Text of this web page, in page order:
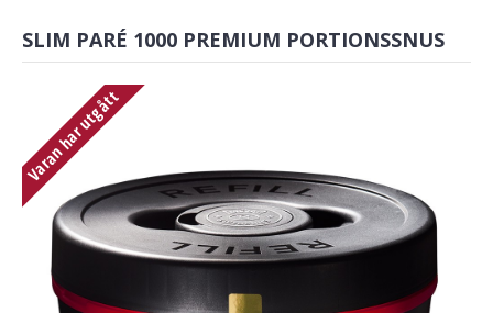
SLIM PARÉ 1000 PREMIUM PORTIONSSNUS
Varan har utgått